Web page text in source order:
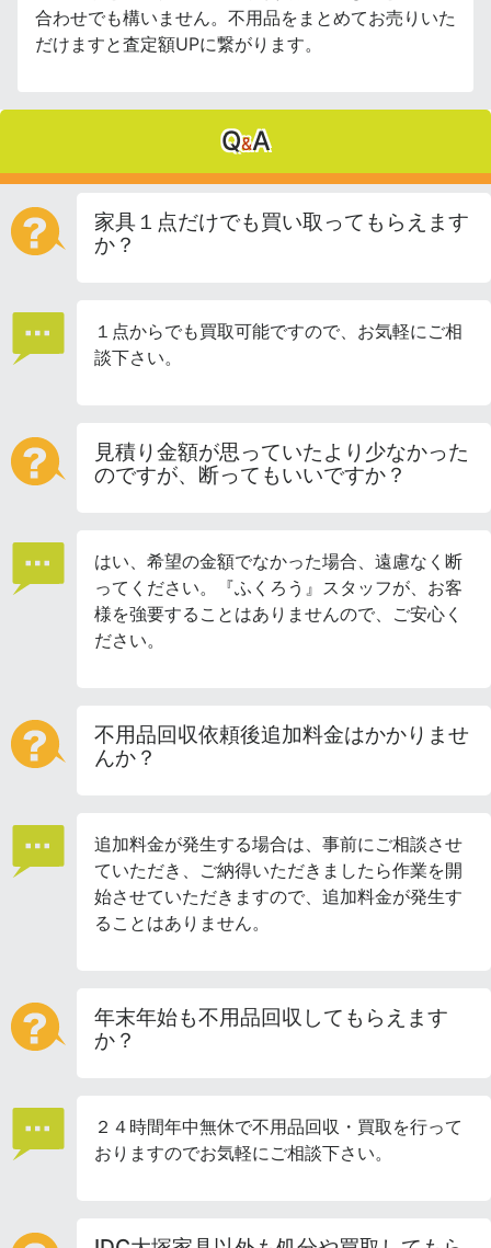
合わせでも構いません。不用品をまとめてお売りいた
だけますと査定額UPに繋がります。
Q&A
家具１点だけでも買い取ってもらえます
か？
１点からでも買取可能ですので、お気軽にご相
談下さい。
見積り金額が思っていたより少なかった
のですが、断ってもいいですか？
はい、希望の金額でなかった場合、遠慮なく断
ってください。『ふくろう』スタッフが、お客
様を強要することはありませんので、ご安心く
ださい。
不用品回収依頼後追加料金はかかりませ
んか？
追加料金が発生する場合は、事前にご相談させ
ていただき、ご納得いただきましたら作業を開
始させていただきますので、追加料金が発生す
ることはありません。
年末年始も不用品回収してもらえます
か？
２４時間年中無休で不用品回収・買取を行って
おりますのでお気軽にご相談下さい。